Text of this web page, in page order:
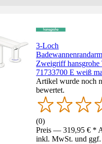
3-Loch
Zweigriff hansgrohe
71733700 E weiß
Artikel wurde noch
bewertet.
(0)
Preis — 319,95 € *
inkl. MwSt. und ggf.